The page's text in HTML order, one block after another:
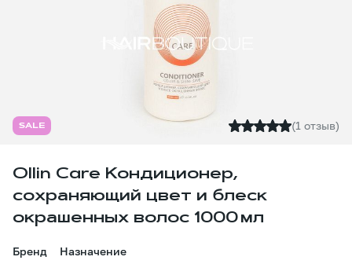
SALE (1 отзыв)
Ollin Care Кондиционер,
сохраняющий цвет и блеск
окрашенных волос 1000 мл
Бренд Назначение